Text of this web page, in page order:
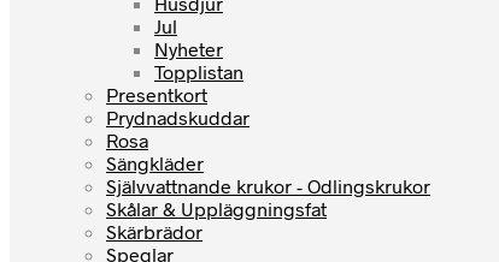
Jul
Nyheter
Topplistan
Presentkort
Prydnadskuddar
Rosa
Sängkläder
Självvattnande krukor - Odlingskrukor
Skålar & Uppläggningsfat
Skärbrädor
Speglar